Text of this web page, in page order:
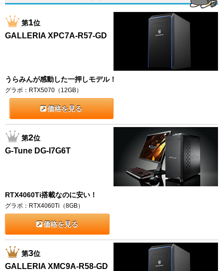
第1位
GALLERIA XPC7A-R57-GD
うらみんが感動した一押しモデル！
グラボ：RTX5070（12GB）
価格を見る
第2位
G-Tune DG-I7G6T
RTX4060Ti搭載なのに安い！
グラボ：RTX4060Ti（8GB）
価格を見る
第3位
GALLERIA XMC9A-R58-GD